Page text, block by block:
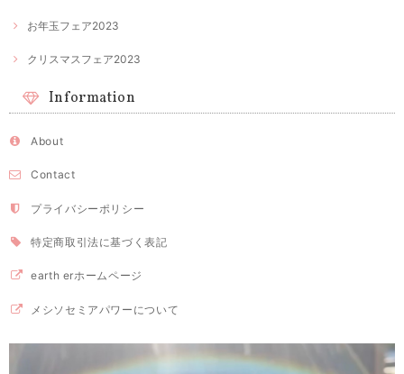
お年玉フェア2023
クリスマスフェア2023
Information
About
Contact
プライバシーポリシー
特定商取引法に基づく表記
earth erホームページ
メシソセミアパワーについて